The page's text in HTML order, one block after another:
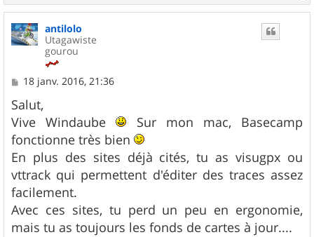
a
antilolo
Utagawiste
gourou
M
s
s
a
g
e
18 janv. 2016, 21:36
Salut,
Vive Windaube
Sur mon mac, Basecamp
fonctionne très bien
En plus des sites déjà cités, tu as visugpx ou
vttrack qui permettent d'éditer des traces assez
facilement.
Avec ces sites, tu perd un peu en ergonomie,
mais tu as toujours les fonds de cartes à jour....